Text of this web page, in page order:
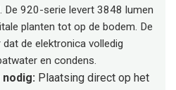
De 920-serie levert 3848 lumen
planten tot op de bodem. De
de elektronica volledig
en condens.
nodig: Plaatsing direct op het